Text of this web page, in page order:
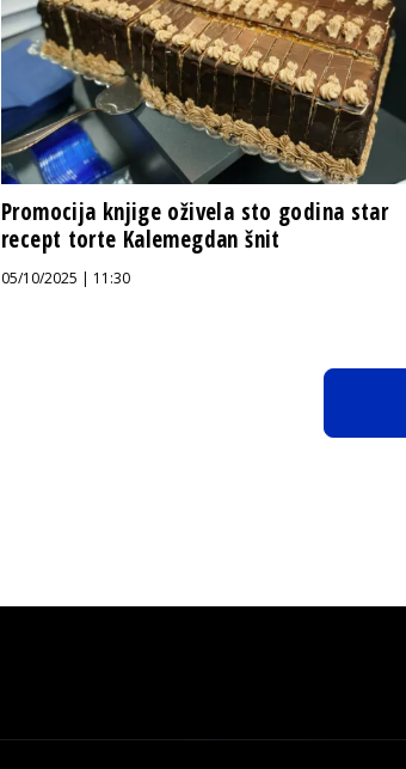
Promocija knjige oživela sto godina star
recept torte Kalemegdan šnit
05/10/2025 | 11:30